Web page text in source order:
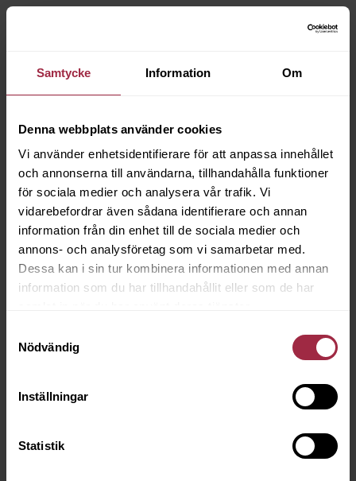
Samtycke Information Om
Denna webbplats använder cookies
Vi använder enhetsidentifierare för att anpassa innehållet
och annonserna till användarna, tillhandahålla funktioner
för sociala medier och analysera vår trafik. Vi
vidarebefordrar även sådana identifierare och annan
information från din enhet till de sociala medier och
annons- och analysföretag som vi samarbetar med.
Dessa kan i sin tur kombinera informationen med annan
information som du har tillhandahållit eller som de har
Nödvändig
Inställningar
Statistik